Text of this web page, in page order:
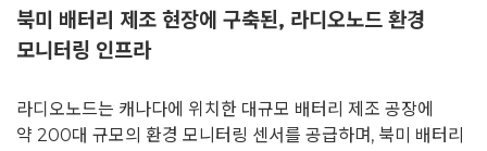
북미 배터리 제조 현장에 구축된, 라디오노드 환경
모니터링 인프라
라디오노드는 캐나다에 위치한 대규모 배터리 제조 공장에
약 200대 규모의 환경 모니터링 센서를 공급하며, 북미 배터리